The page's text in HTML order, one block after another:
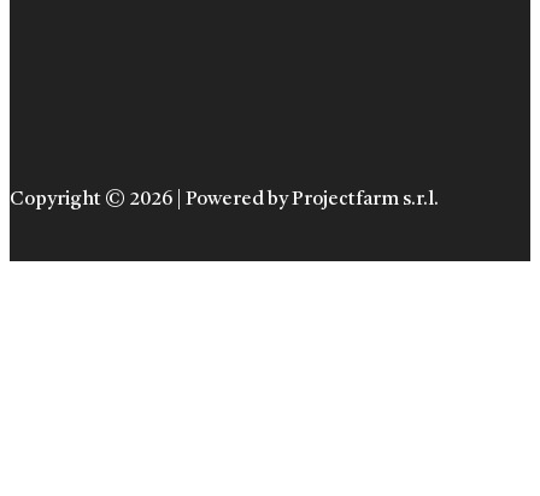
Copyright © 2026 | Powered by Projectfarm s.r.l.